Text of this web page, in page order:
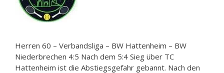
Herren 60 – Verbandsliga – BW Hattenheim – BW
Niederbrechen 4:5 Nach dem 5:4 Sieg über TC
Hattenheim ist die Abstiegsgefahr gebannt. Nach den